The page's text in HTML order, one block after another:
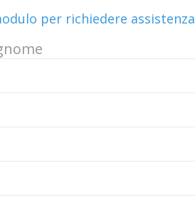
per richiedere assistenza